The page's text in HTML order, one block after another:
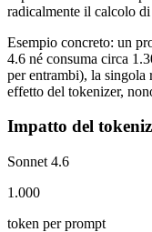
radicalmente il calcolo
Esempio concreto: un
4.6 né consuma circa
per entrambi), la singola
effetto del tokenizer,
Impatto del
Sonnet 4.6
1.000
token per prompt